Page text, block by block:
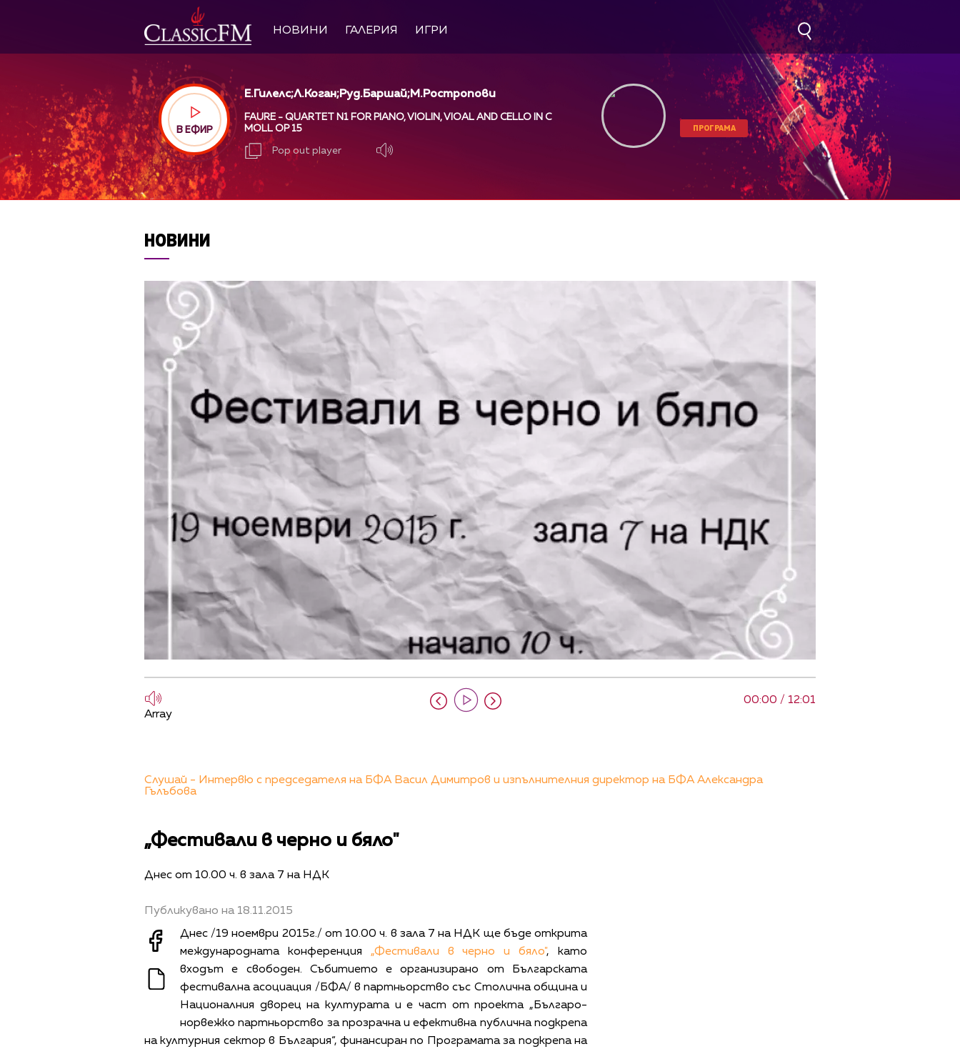
НОВИНИ ГАЛЕРИЯ ИГРИ
В ЕФИР
Е.Гилелс;Л.Коган;Руд.Баршай;М.Ростропови
FAURE - QUARTET N1 FOR PIANO, VIOLIN, VIOAL AND CELLO IN C
MOLL OP 15
Pop out player
ПРОГРАМА
НОВИНИ
00:00 / 12:01
Array
Слушай - Интервю с председателя на БФА Васил Димитров и изпълнителния директор на БФА Александра
Гълъбова
„Фестивали в черно и бяло"
Днес от 10.00 ч. в зала 7 на НДК
Публикувано на 18.11.2015
Днес /19 ноември 2015г./ от 10.00 ч. в зала 7 на НДК ще бъде открита
международната конференция „Фестивали в черно и бяло", като
входът е свободен. Събитието е организирано от Българската
фестивална асоциация /БФА/ в партньорство със Столична община и
Националния дворец на културата и е част от проекта „Българо-
норвежко партньорство за прозрачна и ефективна публична подкрепа
на културния сектор в България“, финансиран по Програмата за подкрепа на